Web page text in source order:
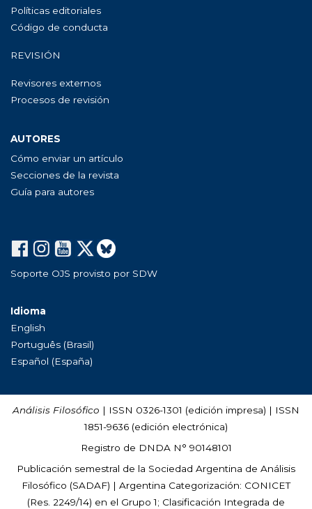
Políticas editoriales
Código de conducta
REVISIÓN
Revisores externos
Procesos de revisión
AUTORES
Cómo enviar un artículo
Secciones de la revista
Guía para autores
Soporte OJS provisto por SDW
Idioma
English
Português (Brasil)
Español (España)
Análisis Filosófico | ISSN 0326-1301 (edición impresa) | ISSN
1851-9636 (edición electrónica)
Registro de DNDA N° 90148101
Publicación semestral de la Sociedad Argentina de Análisis
Filosófico (SADAF) | Argentina Categorización: CONICET
(Res. 2249/14) en el Grupo 1; Clasificación Integrada de